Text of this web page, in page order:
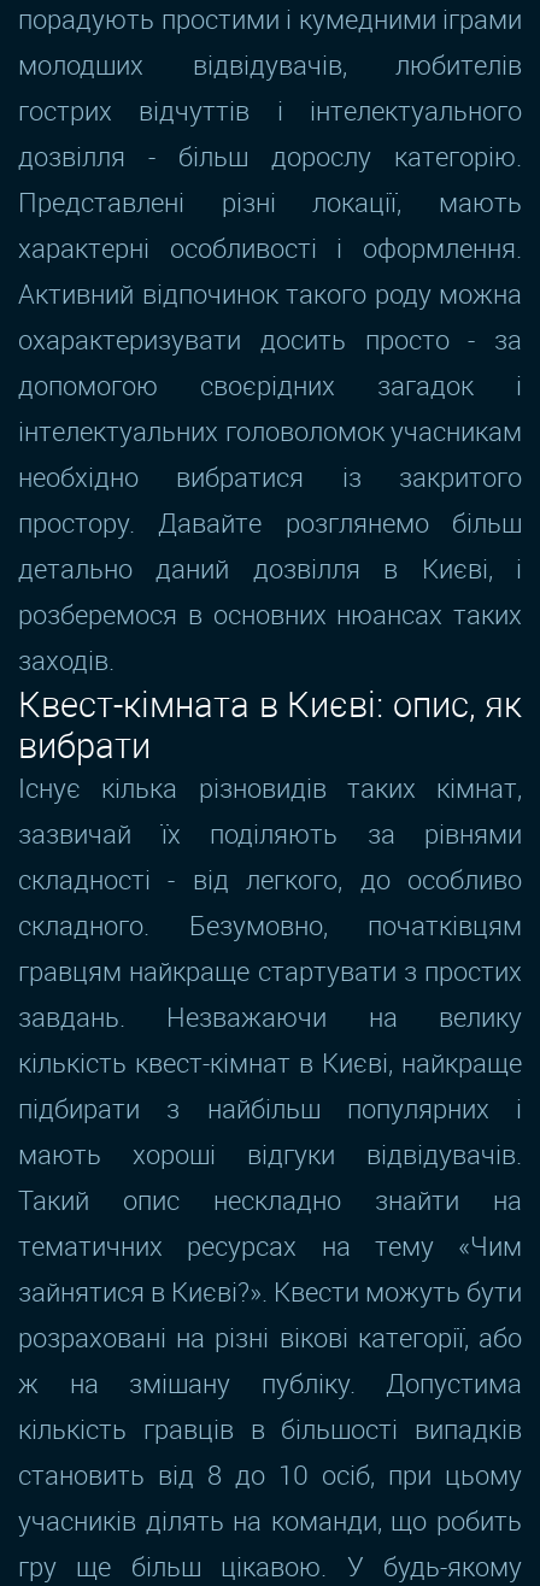
порадують простими і кумедними іграми
молодших відвідувачів, любителів
гострих відчуттів і інтелектуального
дозвілля - більш дорослу категорію.
Представлені різні локації, мають
характерні особливості і оформлення.
Активний відпочинок такого роду можна
охарактеризувати досить просто - за
допомогою своєрідних загадок і
інтелектуальних головоломок учасникам
необхідно вибратися із закритого
простору. Давайте розглянемо більш
детально даний дозвілля в Києві, і
розберемося в основних нюансах таких
заходів.
Квест-кімната в Києві: опис, як
вибрати
Існує кілька різновидів таких кімнат,
зазвичай їх поділяють за рівнями
складності - від легкого, до особливо
складного. Безумовно, початківцям
гравцям найкраще стартувати з простих
завдань. Незважаючи на велику
кількість квест-кімнат в Києві, найкраще
підбирати з найбільш популярних і
мають хороші відгуки відвідувачів.
Такий опис нескладно знайти на
тематичних ресурсах на тему «Чим
зайнятися в Києві?». Квести можуть бути
розраховані на різні вікові категорії, або
ж на змішану публіку. Допустима
кількість гравців в більшості випадків
становить від 8 до 10 осіб, при цьому
учасників ділять на команди, що робить
гру ще більш цікавою. У будь-якому